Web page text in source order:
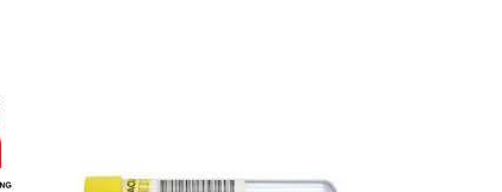
Prøvetaking
Utstyr